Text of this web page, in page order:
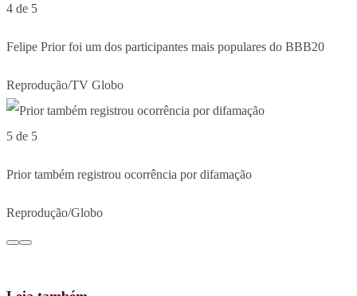
4 de 5
Felipe Prior foi um dos participantes mais populares do BBB20
Reprodução/TV Globo
5 de 5
Prior também registrou ocorrência por difamação
Reprodução/Globo